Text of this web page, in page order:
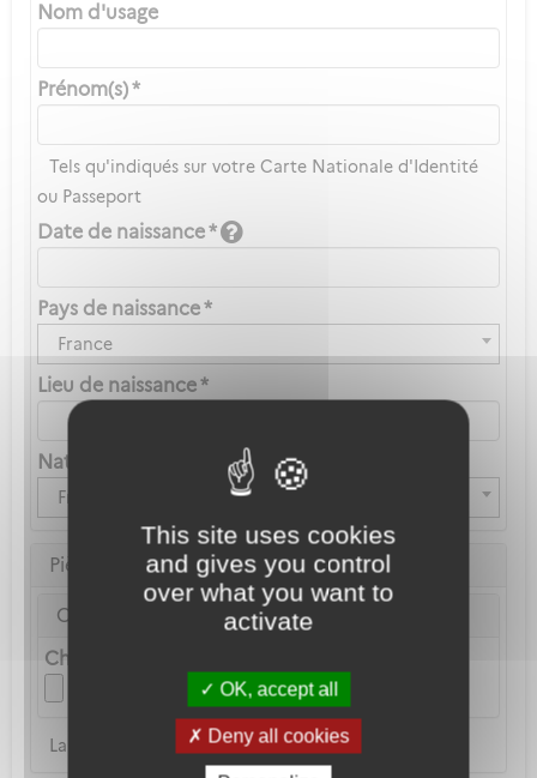
This site uses cookies
and gives you control
over what you want to
activate
OK, accept all
Deny all cookies
Nom d'usage
Prénom(s) *
Tels qu'indiqués sur votre Carte Nationale d'Identité
ou Passeport
Date de naissance *
Pays de naissance *
France
Lieu de naissance *
Nationalité *
Française
Pièce d'identité
Carte Nationale d'Identité ou Passeport *
Choix du fichier
La copie du permis de conduire n'est pas acceptée